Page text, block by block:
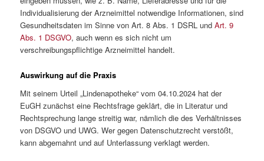
Individualisierung der Arzneimittel notwendige Informationen, sind
Gesundheitsdaten im Sinne von Art. 8 Abs. 1 DSRL undArt. 9
Abs. 1 DSGVO, auch wenn es sich nicht um
verschreibungspflichtige Arzneimittel handelt.
Auswirkung auf die Praxis
Mit seinem Urteil „Lindenapotheke“ vom 04.10.2024 hat der
EuGH zunächst eine Rechtsfrage geklärt, die in Literatur und
Rechtsprechung lange streitig war, nämlich die des Verhältnisses
von DSGVO und UWG. Wer gegen Datenschutzrecht verstößt,
kann abgemahnt und auf Unterlassung verklagt werden.